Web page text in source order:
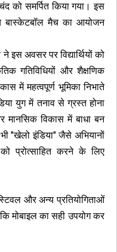
को समर्पित किया गया। इस
बास्केटबॉल मैच का आयोजन
अवसर पर विद्यार्थियों को
गतिविधियों और शैक्षणिक
में महत्वपूर्ण भूमिका निभाते
युग में तनाव से ग्रस्त होना
मानसिक विकास में बाधा बन
"खेलो इंडिया" जैसे अभियानों
प्रोत्साहित करने के लिए
और अन्य प्रतियोगिताओं
मोबाइल का सही उपयोग कर